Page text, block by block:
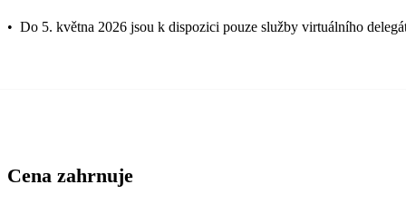
• Do 5. května 2026 jsou k dispozici pouze služby virtuálního
Cena zahrnuje